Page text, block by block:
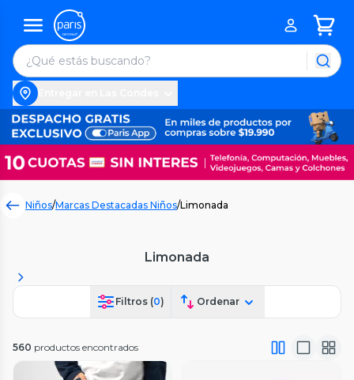
Niños/Marcas Destacadas Niños/Limonada
Limonada
Filtros (0) Ordenar
560 productos encontrados